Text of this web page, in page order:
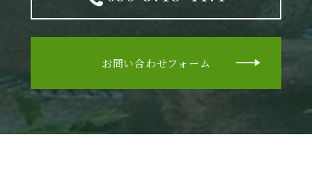
お問い合わせフォーム